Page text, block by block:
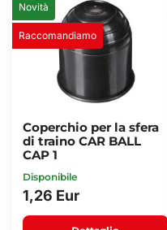
Novità
Raccomandiamo
Coperchio per la sfera
di traino CAR BALL
CAP 1
Disponibile
1,26 Eur